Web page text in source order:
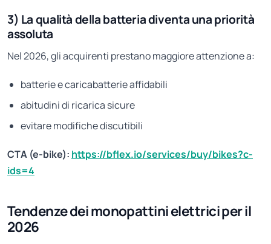
3) La qualità della batteria diventa una priorità
assoluta
Nel 2026, gli acquirenti prestano maggiore attenzione a:
batterie e caricabatterie affidabili
abitudini di ricarica sicure
evitare modifiche discutibili
CTA (e-bike): https://bflex.io/services/buy/bikes?c-
ids=4
Tendenze dei monopattini elettrici per il
2026